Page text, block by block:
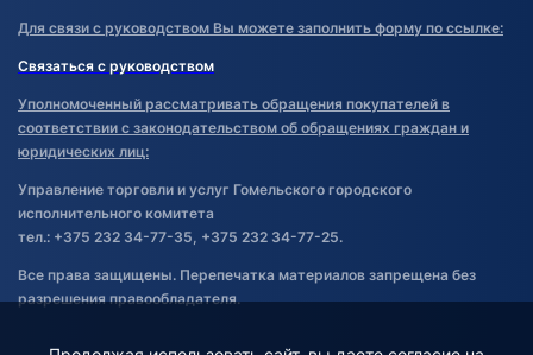
Для связи с руководством Вы можете заполнить форму по ссылке:
Связаться с руководством
Уполномоченный рассматривать обращения покупателей в
соответствии с законодательством об обращениях граждан и
юридических лиц:
Управление торговли и услуг Гомельского городского
исполнительного комитета
тел.: +375 232 34-77-35, +375 232 34-77-25.
Все права защищены. Перепечатка материалов запрещена без
разрешения правообладателя.